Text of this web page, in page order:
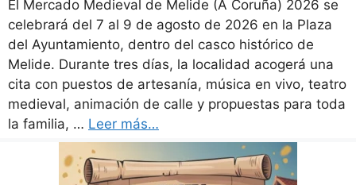
El Mercado Medieval de Melide (A Coruña) 2026 se
celebrará del 7 al 9 de agosto de 2026 en la Plaza
del Ayuntamiento, dentro del casco histórico de
Melide. Durante tres días, la localidad acogerá una
cita con puestos de artesanía, música en vivo, teatro
medieval, animación de calle y propuestas para toda
la familia, … Leer más…